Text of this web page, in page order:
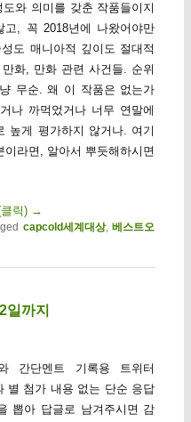
와 의미를 갖춘 작품들이지
, 꼭 2018년에 나왔어야만
도 매니아적 깊이도 절대적
화, 만화 관련 사건들. 순위
무순. 왜 이 작품은 없는가
나 까먹었거나 너무 연말에
높게 평가하지 않거나. 여기
라면, 알아서 뿌듯해하시면
릭) →
capcold세계대상,베스트오
일까지
간단멘트 기록용 트위터
별 첨가 내용 없는 단순 응답
뽑아 답글로 남겨주시면 감